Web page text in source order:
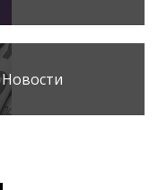
Новости